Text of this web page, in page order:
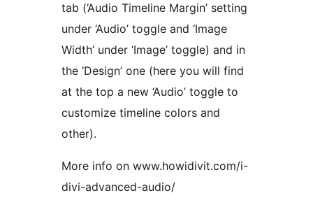
tab (‘Audio Timeline Margin’ setting
under ‘Audio’ toggle and ‘Image
Width’ under ‘Image’ toggle) and in
the ‘Design’ one (here you will find
at the top a new ‘Audio’ toggle to
customize timeline colors and
other).
More info on www.howidivit.com/i-
divi-advanced-audio/